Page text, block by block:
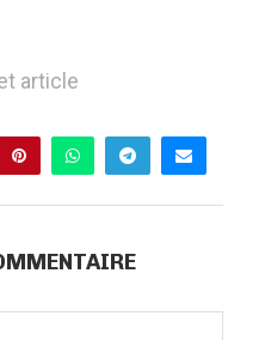
article